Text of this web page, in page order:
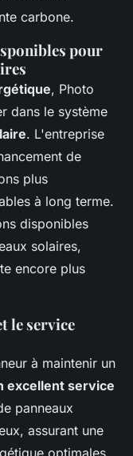
carbone.
pour
, Photo
dans le système
. L'entreprise
de
plus
à long terme.
disponibles
solaires,
encore plus
le service
à maintenir un
excellent service
panneaux
assurant une
optimales.